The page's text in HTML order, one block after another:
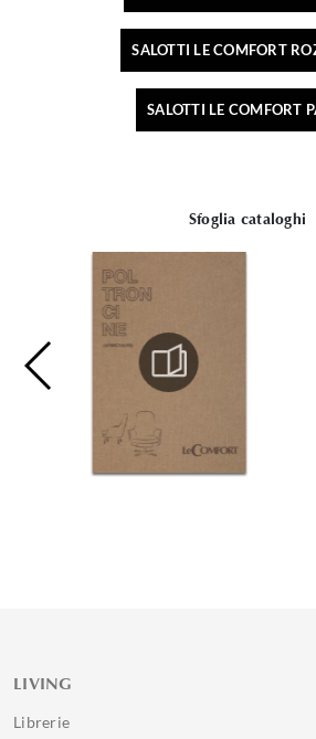
SALOTTI LE COMFORT
SALOTTI LE COMFORT
Sfoglia cataloghi
LIVING
Librerie